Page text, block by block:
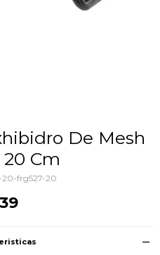
De Mesh
Cm
20-frg527-20
39